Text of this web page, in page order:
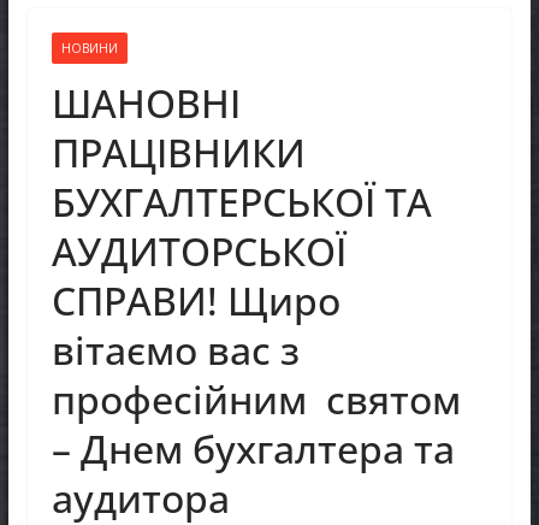
НОВИНИ
ШАНОВНІ
ПРАЦІВНИКИ
БУХГАЛТЕРСЬКОЇ ТА
АУДИТОРСЬКОЇ
СПРАВИ! Щиро
вітаємо вас з
професійним святом
– Днем бухгалтера та
аудитора